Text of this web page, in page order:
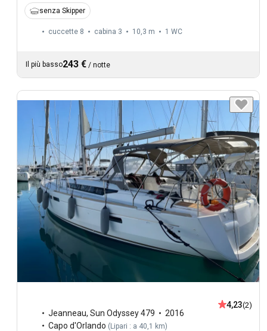
senza Skipper
cuccette 8 cabina 3 10,3 m 1 WC
Il più basso243 € / notte
Jeanneau, Sun Odyssey 479
2016
Capo d'Orlando ( Lipari : a 40,1 km)
4,23(2)